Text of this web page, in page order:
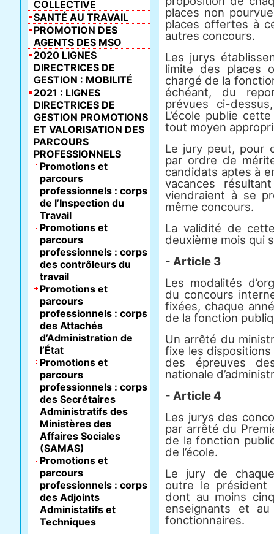
places non
places offertes à
autres concours.
Les jurys
limite des places
chargé de la
échéant, du
prévues ci-
L’école publie
tout moyen
Le jury peut, pour
par ordre de
candidats aptes à
vacances
viendraient à se
même concours.
La validité de
deuxième mois qui
- Article 3
Les modalités
du concours
fixées, chaque
de la fonction
Un arrêté du
fixe les
des épreuves
nationale
- Article 4
Les jurys des
par arrêté du
de la fonction
de l’école.
Le jury de
outre le président
dont au moins
enseignants et
fonctionnaires.
COLLECTIVE
SANTÉ AU TRAVAIL
PROMOTION DES
AGENTS DES MSO
2020 LIGNES
DIRECTRICES DE
GESTION : MOBILITÉ
2021 : LIGNES
DIRECTRICES DE
GESTION PROMOTIONS
ET VALORISATION DES
PARCOURS
PROFESSIONNELS
Promotions et
parcours
professionnels : corps
de l’Inspection du
Travail
Promotions et
parcours
professionnels : corps
des contrôleurs du
travail
Promotions et
parcours
professionnels : corps
des Attachés
d’Administration de
l’État
Promotions et
parcours
professionnels : corps
des Secrétaires
Administratifs des
Ministères des
Affaires Sociales
(SAMAS)
Promotions et
parcours
professionnels : corps
des Adjoints
Administatifs et
Techniques